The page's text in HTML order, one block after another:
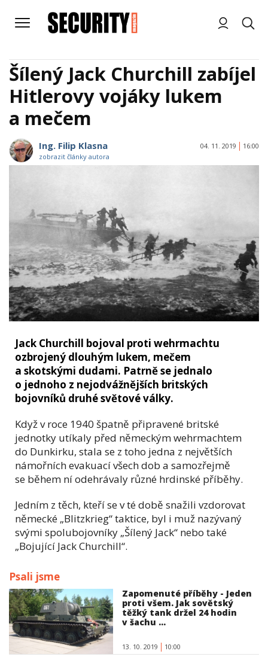
Šílený Jack Churchill zabíjel
Hitlerovy vojáky lukem
a mečem
Ing. Filip Klasna
zobrazit články autora
04. 11. 2019 16:00
Jack Churchill bojoval proti wehrmachtu
ozbrojený dlouhým lukem, mečem
a skotskými dudami. Patrně se jednalo
o jednoho z nejodvážnějších britských
bojovníků druhé světové války.
Když v roce 1940 špatně připravené britské
jednotky utíkaly před německým wehrmachtem
do Dunkirku, stala se z toho jedna z největších
námořních evakuací všech dob a samozřejmě
se během ní odehrávaly různé hrdinské příběhy.
Jedním z těch, kteří se v té době snažili vzdorovat
německé „Blitzkrieg“ taktice, byl i muž nazývaný
svými spolubojovníky „Šílený Jack“ nebo také
„Bojující Jack Churchill“.
Psali jsme
Zapomenuté příběhy - Jeden
proti všem. Jak sovětský
těžký tank držel 24 hodin
v šachu ...
13. 10. 2019 10:00